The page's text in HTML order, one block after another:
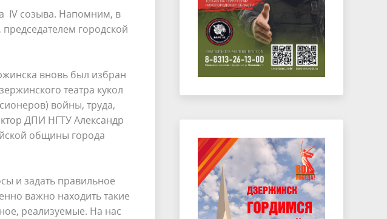
IV созыва. Напомним, в
городской
вновь был избран
театра кукол
войны, труда,
ДПИ НГТУ Александр
общины города
и задать правильное
важно находить такие
реализуемые. На нас